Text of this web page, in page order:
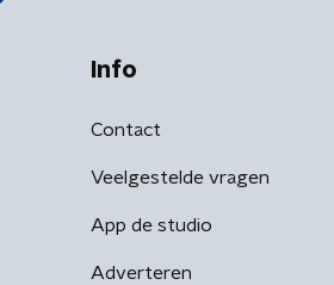
Info
Contact
Veelgestelde vragen
App de studio
Adverteren